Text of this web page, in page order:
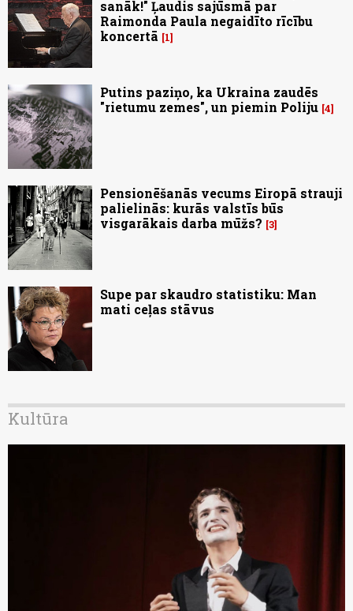
sanāk!" Ļaudis sajūsmā par
Raimonda Paula negaidīto rīcību
koncertā
1
Putins paziņo, ka Ukraina zaudēs
"rietumu zemes", un piemin Poliju 4
Pensionēšanās vecums Eiropā strauji
palielinās: kurās valstīs būs
visgarākais darba mūžs? 3
Supe par skaudro statistiku: Man
mati ceļas stāvus
Kultūra